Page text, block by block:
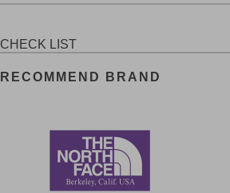
CHECK LIST
RECOMMEND BRAND